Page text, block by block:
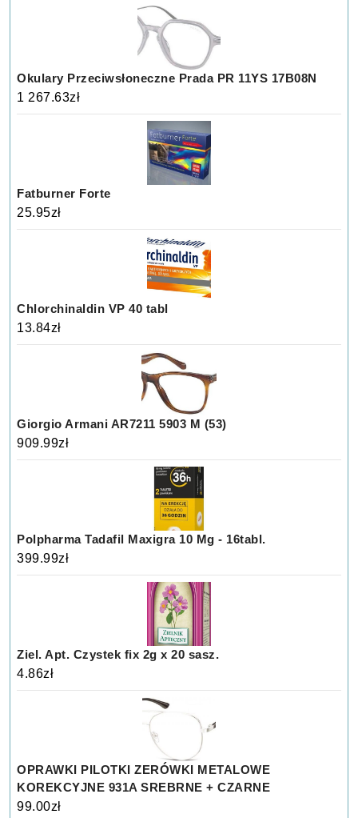
Okulary Przeciwsłoneczne Prada PR 11YS 17B08N
1 267.63zł
Fatburner Forte
25.95zł
Chlorchinaldin VP 40 tabl
13.84zł
Giorgio Armani AR7211 5903 M (53)
909.99zł
Polpharma Tadafil Maxigra 10 Mg - 16tabl.
399.99zł
Ziel. Apt. Czystek fix 2g x 20 sasz.
4.86zł
OPRAWKI PILOTKI ZERÓWKI METALOWE
KOREKCYJNE 931A SREBRNE + CZARNE
99.00zł